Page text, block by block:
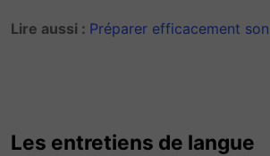
Lire aussi : Préparer efficacement
Les entretiens de langue